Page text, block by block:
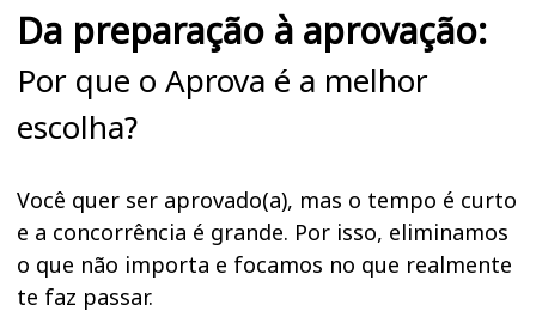
Da preparação à aprovação:
Por que o Aprova é a melhor
escolha?
Você quer ser aprovado(a), mas o tempo é curto
e a concorrência é grande. Por isso, eliminamos
o que não importa e focamos no que realmente
te faz passar.